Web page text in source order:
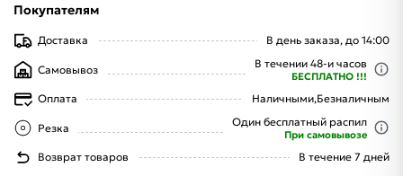
Покупателям
Доставка В день заказа, до 14:00
Самовывоз В течении 48-и часов
БЕСПЛАТНО !!!
Оплата Наличными,Безналичным
Резка Один бесплатный распил
При самовывозе
Возврат товаров В течение 7 дней